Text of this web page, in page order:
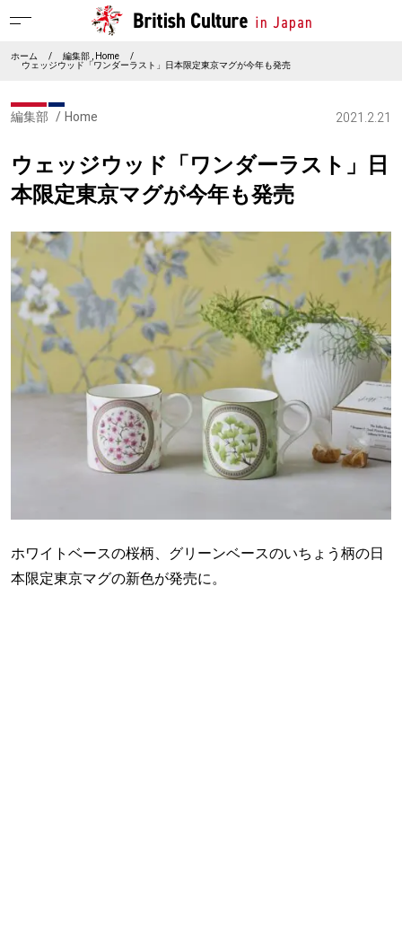
ホーム / 編集部 Home /
ウェッジウッド「ワンダーラスト」日本限定東京マグが今年も発売
編集部 Home 2021.2.21
ウェッジウッド「ワンダーラスト」日
本限定東京マグが今年も発売
ホワイトベースの桜柄、グリーンベースのいちょう柄の日
本限定東京マグの新色が発売に。